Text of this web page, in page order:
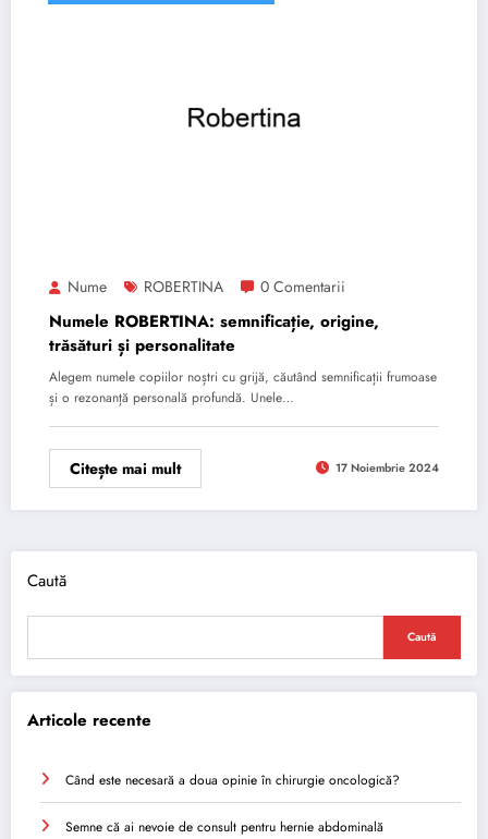
Nume ROBERTINA 0 Comentarii
Numele ROBERTINA: semnificație, origine,
trăsături și personalitate
Alegem numele copiilor noștri cu grijă, căutând semnificații frumoase
și o rezonanță personală profundă. Unele…
Citește mai mult 17 Noiembrie 2024
Caută
Caută
Articole recente
Când este necesară a doua opinie în chirurgie oncologică?
Semne că ai nevoie de consult pentru hernie abdominală